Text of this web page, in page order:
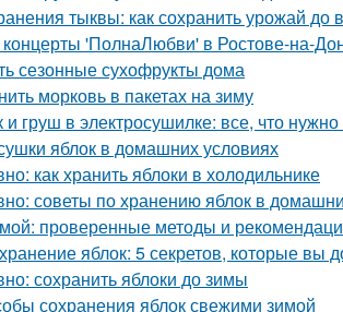
тыквы: как сохранить урожай до
концерты 'ПолнаЛюбви' в Ростове-на-
сезонные сухофрукты дома
морковь в пакетах на зиму
груш в электросушилке: все, что нужно
яблок в домашних условиях
как хранить яблоки в холодильнике
советы по хранению яблок в
проверенные методы и
яблок: 5 секретов, которые вы
сохранить яблоки до зимы
сохранения яблок свежими зимой